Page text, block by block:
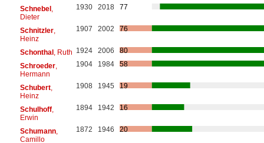
Schnebel,
Dieter
1930 2018 77
Schnitzler,
Heinz
1907 2002 76
Schonthal, Ruth 1924 2006
80
Schroeder,
Hermann
1904 1984 58
Schubert,
Heinz
1908 1945 19
Schulhoff,
Erwin
1894 1942 16
Schumann,
Camillo
1872 1946 20